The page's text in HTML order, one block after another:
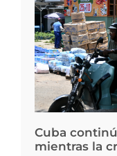
Cuba
mientras la